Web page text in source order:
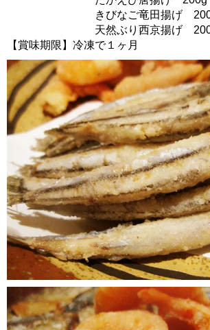
きびなご竜田揚げ
天然ぶり西京揚げ
【賞味期限】冷凍で１ヶ月